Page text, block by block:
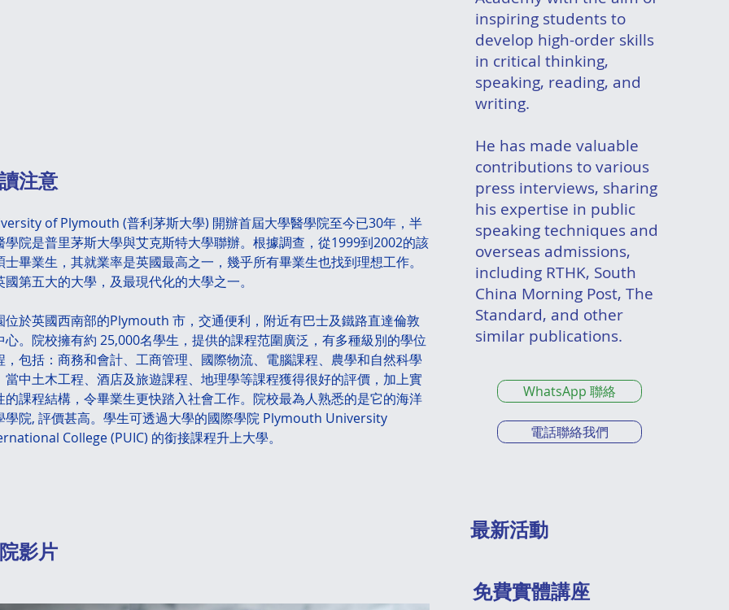
電話聯絡我們
WhatsApp 聯絡
inspiring students to
develop high-order skills
in critical thinking,
speaking, reading, and
writing.
He has made valuable
contributions to various
press interviews, sharing
his expertise in public
speaking techniques and
overseas admissions,
including RTHK, South
China Morning Post, The
Standard, and other
similar publications.
最新活動
免費實體講座
注意
of Plymouth (普利茅斯大學) 開辦首屆大學醫學院至今已30年，半
學院是普里茅斯大學與艾克斯特大學聯辦。根據調查，從1999到2002的該
士畢業生，其就業率是英國最高之一，幾乎所有畢業生也找到理想工作。
國第五大的大學，及最現代化的大學之一。
位於英國西南部的Plymouth 市，交通便利，附近有巴士及鐵路直達倫敦
心。院校擁有約 25,000名學生，提供的課程范圍廣泛，有多種級別的學位
，包括：商務和會計、工商管理、國際物流、電腦課程、農學和自然科學
當中土木工程、酒店及旅遊課程、地理學等課程獲得很好的評價，加上實
的課程結構，令畢業生更快踏入社會工作。院校最為人熟悉的是它的海洋
學院, 評價甚高。學生可透過大學的國際學院 Plymouth University
College (PUIC) 的銜接課程升上大學。
影片